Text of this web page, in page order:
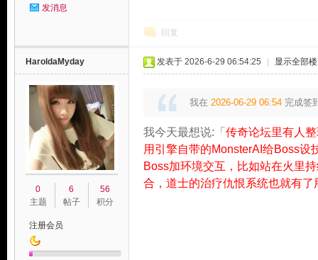
发消息
回复
HaroldaMyday
0
主题
6
帖子
56
积分
注册会员
发表于 2026-6-29 06:54:25 显示全部
我在 2026-06-29 06:54完成签
我今天最想说:「 传奇论坛里有人
用引擎自带的MonsterAI给Boss设
Boss加环境交互，比如站在火里
合，道士的治疗仇恨系统也就有了